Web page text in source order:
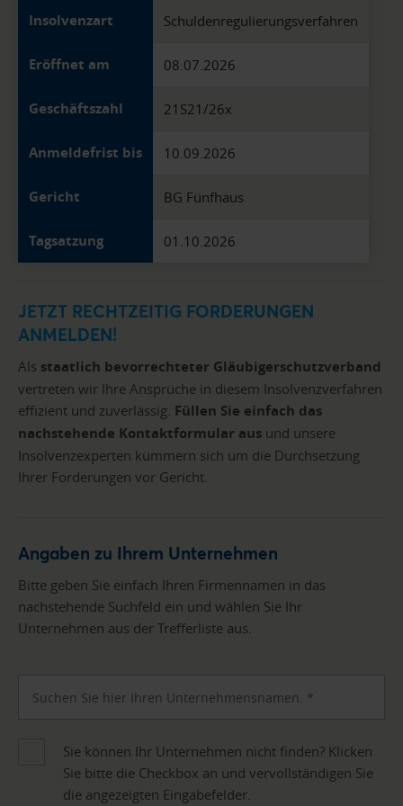
Insolvenzart Schuldenregulierungsverfahren
Eröffnet am 08.07.2026
Geschäftszahl 21S21/26x
Anmeldefrist bis 10.09.2026
Gericht BG Fünfhaus
Tagsatzung 01.10.2026
JETZT RECHTZEITIG FORDERUNGEN
ANMELDEN!
Als staatlich bevorrechteter Gläubigerschutzverband
vertreten wir Ihre Ansprüche in diesem Insolvenzverfahren
effizient und zuverlässig. Füllen Sie einfach das
nachstehende Kontaktformular aus und unsere
Insolvenzexperten kümmern sich um die Durchsetzung
Ihrer Forderungen vor Gericht.
Angaben zu Ihrem Unternehmen
Bitte geben Sie einfach Ihren Firmennamen in das
nachstehende Suchfeld ein und wählen Sie Ihr
Unternehmen aus der Trefferliste aus.
Sie können Ihr Unternehmen nicht finden? Klicken
Sie bitte die Checkbox an und vervollständigen Sie
die angezeigten Eingabefelder.